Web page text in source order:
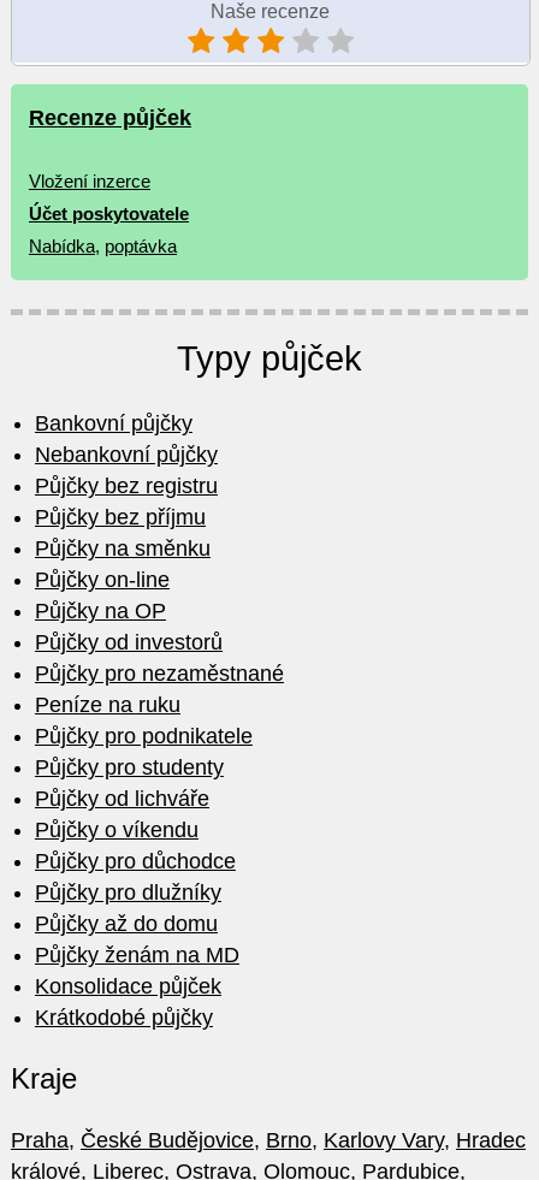
Naše recenze
Recenze půjček
Vložení inzerce
Účet poskytovatele
Nabídka, poptávka
Typy půjček
Bankovní půjčky
Nebankovní půjčky
Půjčky bez registru
Půjčky bez příjmu
Půjčky na směnku
Půjčky on-line
Půjčky na OP
Půjčky od investorů
Půjčky pro nezaměstnané
Peníze na ruku
Půjčky pro podnikatele
Půjčky pro studenty
Půjčky od lichváře
Půjčky o víkendu
Půjčky pro důchodce
Půjčky pro dlužníky
Půjčky až do domu
Půjčky ženám na MD
Konsolidace půjček
Krátkodobé půjčky
Kraje
Praha, České Budějovice, Brno, Karlovy Vary, Hradec
králové, Liberec, Ostrava, Olomouc, Pardubice,